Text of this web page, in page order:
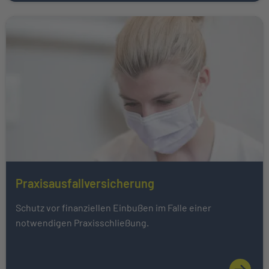
Praxisausfallversicherung
Schutz vor finanziellen Einbußen im Falle einer
notwendigen Praxisschließung.
Mehr über Das könnte Sie auch interessieren erfahren